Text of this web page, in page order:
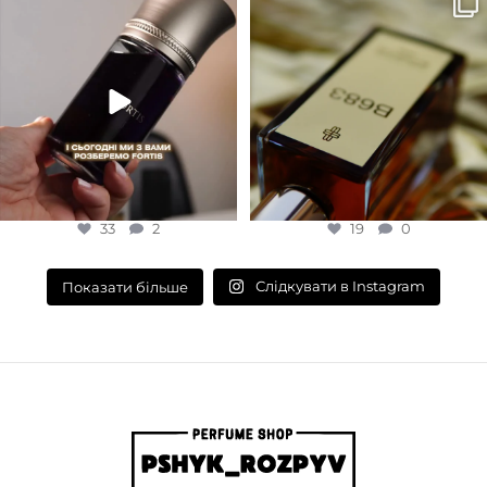
сайт або в Instagram...
33 2
33 2
запах вечора в
19
19 0
Показати більше Слідкувати в Instagram